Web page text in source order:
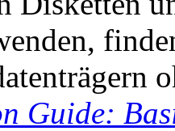
Guide: